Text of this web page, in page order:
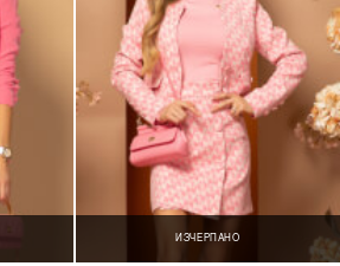
ИЗЧЕРПАНО